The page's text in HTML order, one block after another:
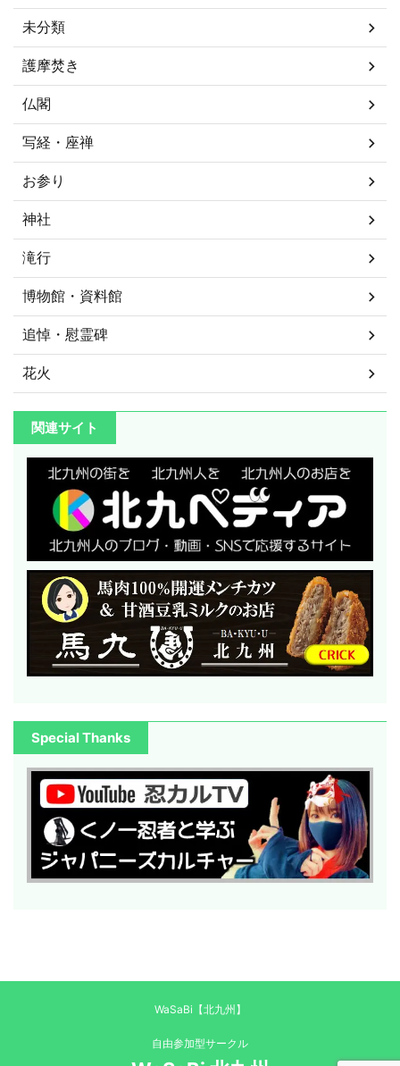
未分類
護摩焚き
仏閣
写経・座禅
お参り
神社
滝行
博物館・資料館
追悼・慰霊碑
花火
関連サイト
Special Thanks
WaSaBi【北九州】
自由参加型サークル